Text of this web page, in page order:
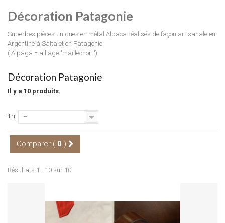
Décoration Patagonie
Superbes pièces uniques en métal Alpaca réalisés de façon artisanale en
Argentine à Salta et en Patagonie
( Alpaga = alliage "maillechort")
Décoration Patagonie
Il y a 10 produits.
Tri --
Comparer ( 0 )
Résultats 1 - 10 sur 10.